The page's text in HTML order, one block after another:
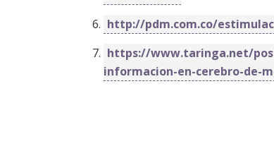
http://pdm.com.co/
https://www.taringa.net/
informacion-en-cerebro-de-